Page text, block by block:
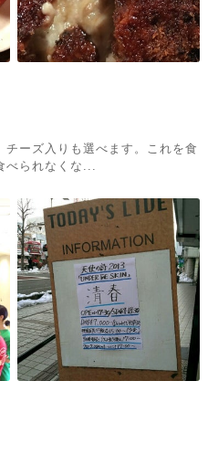
ーズ入りも選べます。これを食
られなくな...